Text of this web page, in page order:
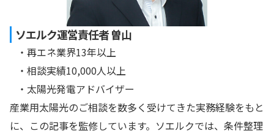
ソエルク運営責任者 曽山
・再エネ業界13年以上
・相談実績10,000人以上
・太陽光発電アドバイザー
産業用太陽光のご相談を数多く受けてきた実務経験をもと
に、この記事を監修しています。ソエルクでは、条件整理